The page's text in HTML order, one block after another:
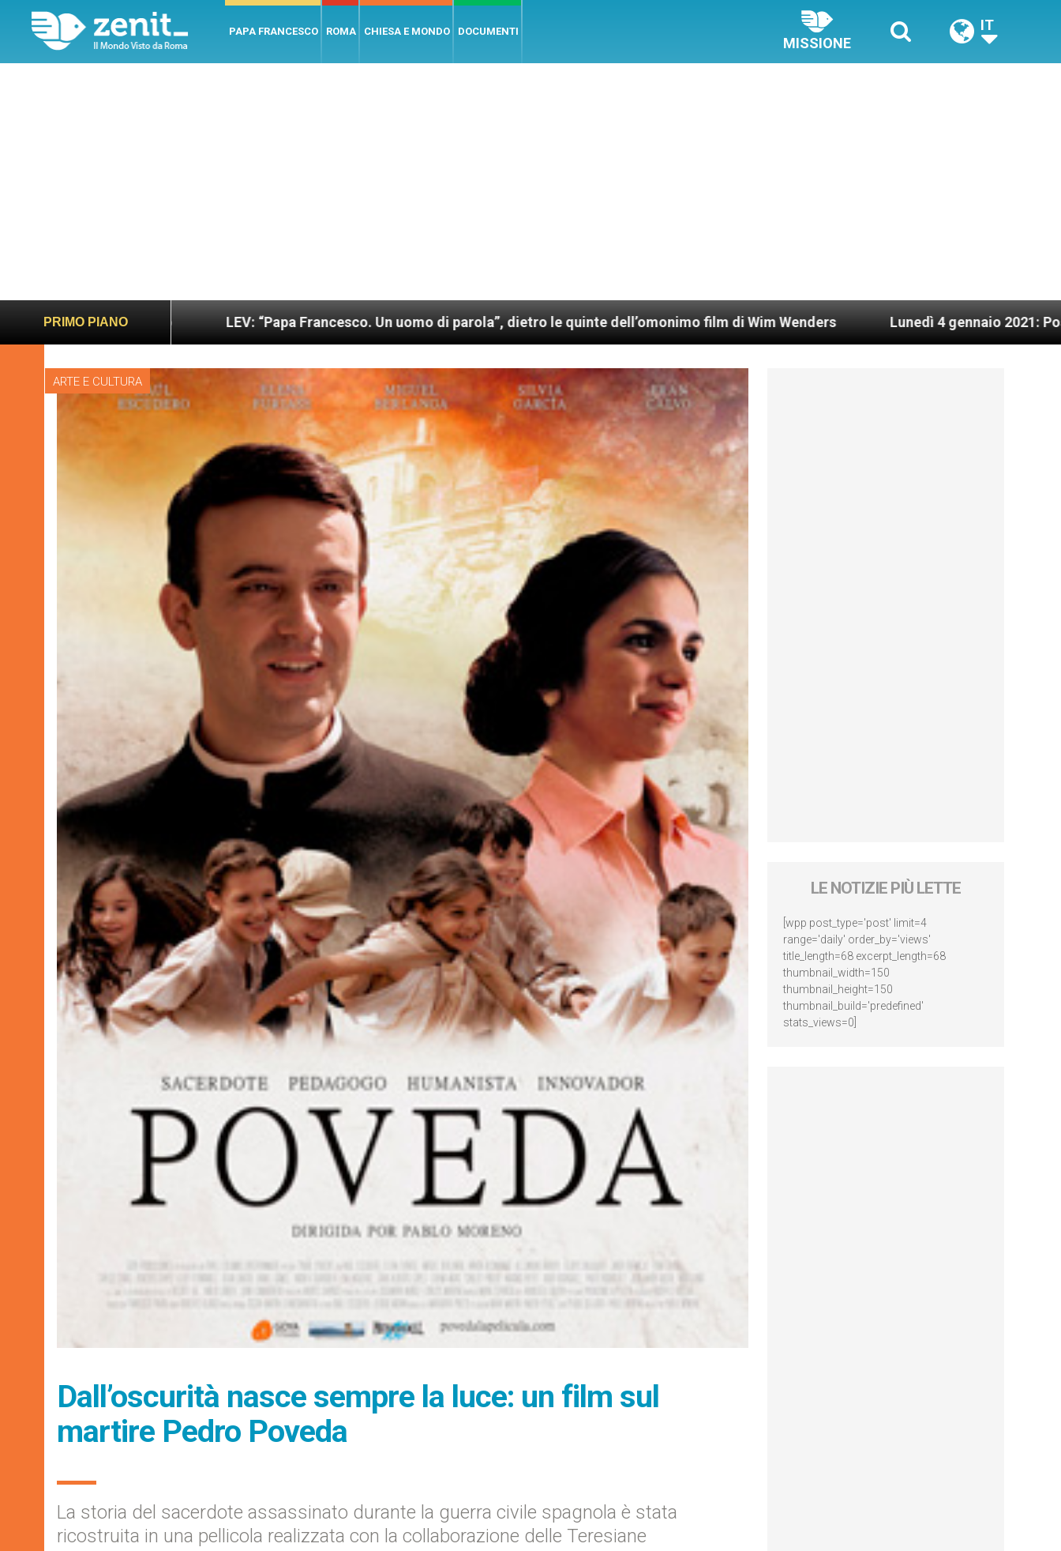
PAPA FRANCESCO ROMA CHIESA E MONDO DOCUMENTI
MISSIONE
IT
PRIMO PIANO
giusto LEV: “Papa Francesco. Un uomo di parola”, dietro le quinte dell’omonimo film di Wim Wenders Lunedì 4 gennaio 2021: Possesso
ARTE E CULTURA
Dall’oscurità nasce sempre la luce: un film sul
martire Pedro Poveda
La storia del sacerdote assassinato durante la guerra civile spagnola è stata
ricostruita in una pellicola realizzata con la collaborazione delle Teresiane
LE NOTIZIE PIÙ LETTE
[wpp post_type='post' limit=4
range='daily' order_by='views'
title_length=68 excerpt_length=68
thumbnail_width=150
thumbnail_height=150
thumbnail_build='predefined'
stats_views=0]